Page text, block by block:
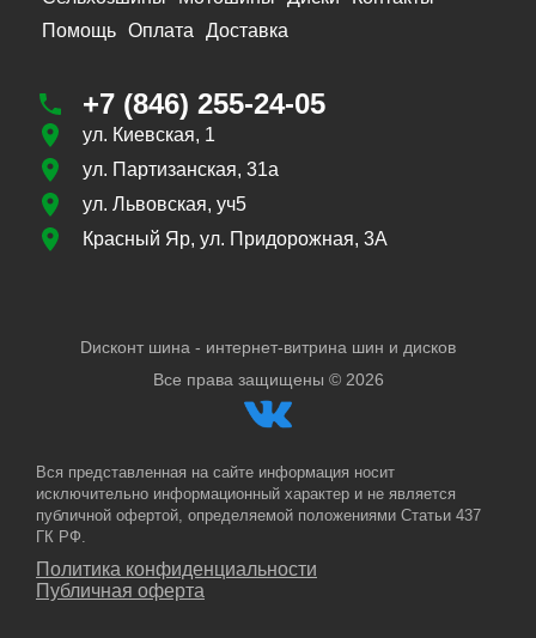
Помощь Оплата Доставка
+7 (846) 255-24-05
ул. Киевская, 1
ул. Партизанская, 31а
ул. Львовская, уч5
Красный Яр, ул. Придорожная, 3А
Dисконт шина - интернет-витрина шин и дисков
Все права защищены © 2026
Вся представленная на сайте информация носит
исключительно информационный характер и не является
публичной офертой, определяемой положениями Статьи 437
ГК РФ.
Политика конфиденциальности
Публичная оферта